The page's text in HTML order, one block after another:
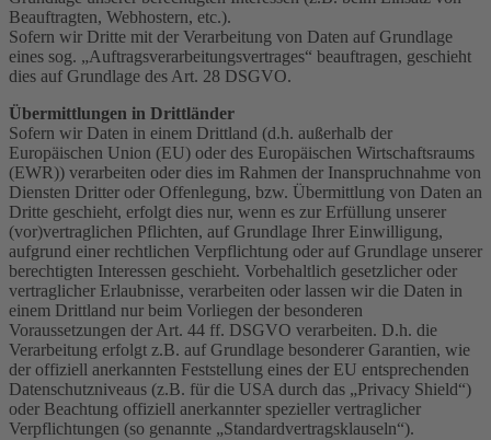
Beauftragten, Webhostern, etc.).
Sofern wir Dritte mit der Verarbeitung von Daten auf Grundlage
eines sog. „Auftragsverarbeitungsvertrages“ beauftragen, geschieht
dies auf Grundlage des Art. 28 DSGVO.
Übermittlungen in Drittländer
Sofern wir Daten in einem Drittland (d.h. außerhalb der
Europäischen Union (EU) oder des Europäischen Wirtschaftsraums
(EWR)) verarbeiten oder dies im Rahmen der Inanspruchnahme von
Diensten Dritter oder Offenlegung, bzw. Übermittlung von Daten an
Dritte geschieht, erfolgt dies nur, wenn es zur Erfüllung unserer
(vor)vertraglichen Pflichten, auf Grundlage Ihrer Einwilligung,
aufgrund einer rechtlichen Verpflichtung oder auf Grundlage unserer
berechtigten Interessen geschieht. Vorbehaltlich gesetzlicher oder
vertraglicher Erlaubnisse, verarbeiten oder lassen wir die Daten in
einem Drittland nur beim Vorliegen der besonderen
Voraussetzungen der Art. 44 ff. DSGVO verarbeiten. D.h. die
Verarbeitung erfolgt z.B. auf Grundlage besonderer Garantien, wie
der offiziell anerkannten Feststellung eines der EU entsprechenden
Datenschutzniveaus (z.B. für die USA durch das „Privacy Shield“)
oder Beachtung offiziell anerkannter spezieller vertraglicher
Verpflichtungen (so genannte „Standardvertragsklauseln“).